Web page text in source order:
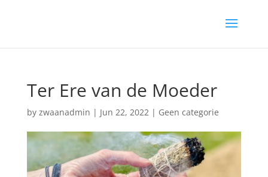
Ter Ere van de Moeder
by zwaanadmin | Jun 22, 2022| Geen categorie